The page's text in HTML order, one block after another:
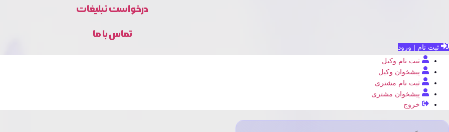
درخواست تبلیغات
تماس با ما
ثبت نام | ورود
ثبت نام وکیل
پیشخوان وکیل
ثبت نام مشتری
پیشخوان مشتری
خروج
جستجو